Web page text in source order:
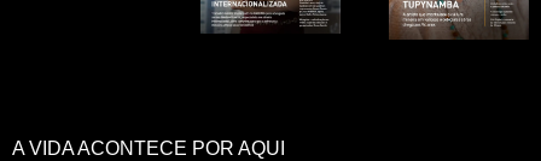
A VIDA ACONTECE POR AQUI